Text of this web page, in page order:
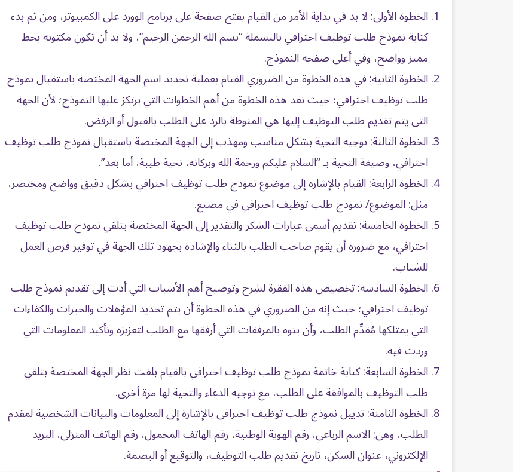
الخطوة الأولى: لا بد في بداية الأمر من القيام بفتح صفحة على برنامج الوورد على الكمبيوتر، ومن ثم بدء
كتابة نموذج طلب توظيف احترافي بالبسملة “بسم الله الرحمن الرحيم”، ولا بد أن تكون مكتوبة بخط
مميز وواضح، وفي أعلى صفحة النموذج.
الخطوة الثانية: في هذه الخطوة من الضروري القيام بعملية تحديد اسم الجهة المختصة باستقبال نموذج
طلب توظيف احترافي؛ حيث تعد هذه الخطوة من أهم الخطوات التي يرتكز عليها النموذج؛ لأن الجهة
التي يتم تقديم طلب التوظيف إليها هي المنوطة بالرد على الطلب بالقبول أو الرفض.
الخطوة الثالثة: توجيه التحية بشكل مناسب ومهذب إلى الجهة المختصة باستقبال نموذج طلب توظيف
احترافي، وصيغة التحية بـ “السلام عليكم ورحمة الله وبركاته، تحية طيبة، أما بعد”.
الخطوة الرابعة: القيام بالإشارة إلى موضوع نموذج طلب توظيف احترافي بشكل دقيق وواضح ومختصر،
مثل: الموضوع/ نموذج طلب توظيف احترافي في مصنع.
الخطوة الخامسة: تقديم أسمى عبارات الشكر والتقدير إلى الجهة المختصة بتلقي نموذج طلب توظيف
احترافي، مع ضرورة أن يقوم صاحب الطلب بالثناء والإشادة بجهود تلك الجهة في توفير فرص العمل
للشباب.
الخطوة السادسة: تخصيص هذه الفقرة لشرح وتوضيح أهم الأسباب التي أدت إلى تقديم نموذج طلب
توظيف احترافي؛ حيث إنه من الضروري في هذه الخطوة أن يتم تحديد المؤهلات والخبرات والكفاءات
التي يمتلكها مُقدِّم الطلب، وأن ينوه بالمرفقات التي أرفقها مع الطلب لتعزيزه وتأكيد المعلومات التي
وردت فيه.
الخطوة السابعة: كتابة خاتمة نموذج طلب توظيف احترافي بالقيام بلفت نظر الجهة المختصة بتلقي
طلب التوظيف بالموافقة على الطلب، مع توجيه الدعاء والتحية لها مرة أخرى.
الخطوة الثامنة: تذييل نموذج طلب توظيف احترافي بالإشارة إلى المعلومات والبيانات الشخصية لمقدم
الطلب، وهي: الاسم الرباعي، رقم الهوية الوطنية، رقم الهاتف المحمول، رقم الهاتف المنزلي، البريد
الإلكتروني، عنوان السكن، تاريخ تقديم طلب التوظيف، والتوقيع أو البصمة.